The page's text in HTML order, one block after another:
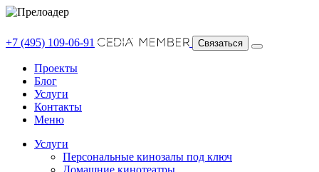
+7 (495) 109-06-91 Связаться
Проекты
Блог
Услуги
Контакты
Меню
Услуги
Персональные кинозалы под ключ
Домашние кинотеатры